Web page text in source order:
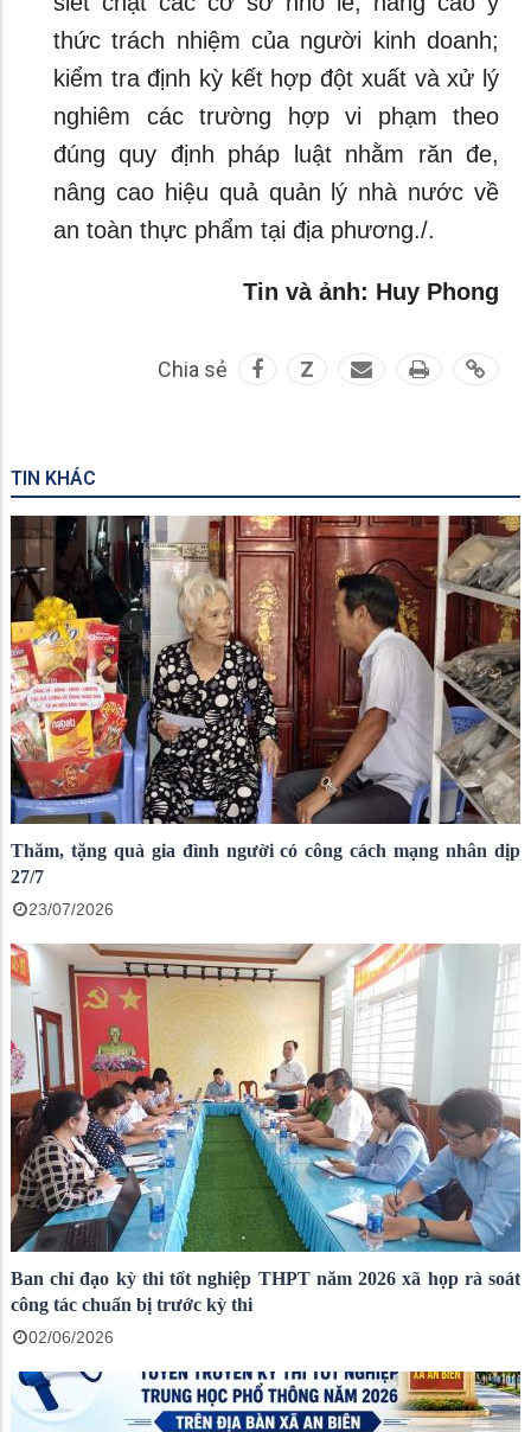
thức trách nhiệm của người kinh doanh;
kiểm tra định kỳ kết hợp đột xuất và xử lý
nghiêm các trường hợp vi phạm theo
đúng quy định pháp luật nhằm răn đe,
nâng cao hiệu quả quản lý nhà nước về
an toàn thực phẩm tại địa phương./.
Tin và ảnh: Huy Phong
Chia sẻ Z
TIN KHÁC
Thăm, tặng quà gia đình người có công cách mạng nhân dịp
27/7
23/07/2026
Ban chỉ đạo kỳ thi tốt nghiệp THPT năm 2026 xã họp rà soát
công tác chuẩn bị trước kỳ thi
02/06/2026